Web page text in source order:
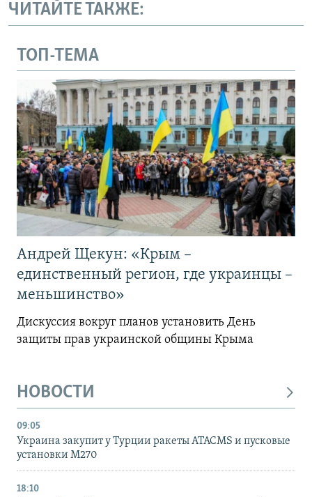
ЧИТАЙТЕ ТАКЖЕ:
ТОП-ТЕМА
Андрей Щекун: «Крым –
единственный регион, где украинцы –
меньшинство»
Дискуссия вокруг планов установить День
защиты прав украинской общины Крыма
НОВОСТИ
09:05
Украина закупит у Турции ракеты ATACMS и пусковые
установки M270
18:10